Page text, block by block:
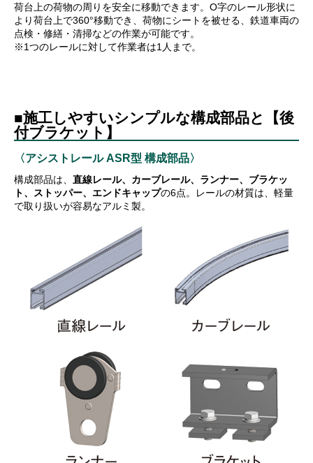
荷台上の荷物の周りを安全に移動できます。O字のレール形状に
より荷台上で360°移動でき、荷物にシートを被せる、鉄道車両の
点検・修繕・清掃などの作業が可能です。
※1つのレールに対して作業者は1人まで。
■施工しやすいシンプルな構成部品と【後
付ブラケット】
〈アシストレール ASR型 構成部品〉
構成部品は、 直線レール、カーブレール、ランナー、ブラケッ
ト、ストッパー、エンドキャップの6点。レールの材質は、軽量
で取り扱いが容易なアルミ製。